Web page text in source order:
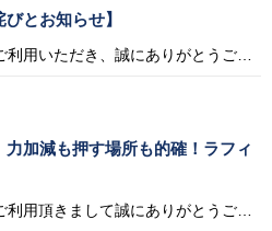
とお知らせ】
平素よりラフィネグループをご利用いただき、誠にありがとうございます。 2026年8月3日（月）17:57頃から22:40頃までの間、システムトラブルにより一部のお客様において以下の事象が発生しておりました。 発生事象 ・
力加減も押す場所も的確！ラフィ
平素よりラフィネグループをご利用頂きまして誠にありがとうございます。 このたび、プロロードレーサー・宇賀隆貴選手（KINAN Racing Team）がラフィネの施術を体験した動画を公開いたしました。 普段からチームのケ